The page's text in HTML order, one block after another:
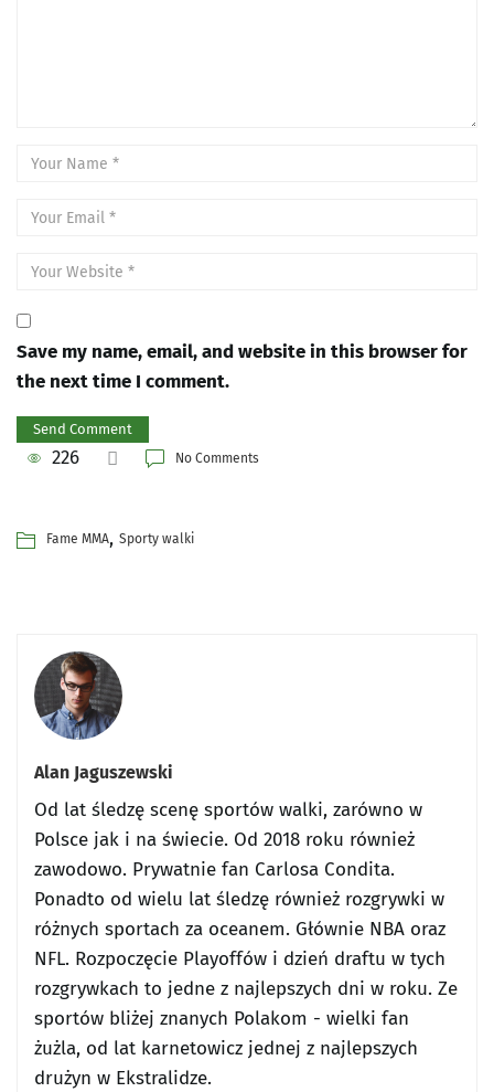
Save my name, email, and website in this browser for
the next time I comment.
226 No Comments
Fame MMA, Sporty walki
Alan Jaguszewski
Od lat śledzę scenę sportów walki, zarówno w
Polsce jak i na świecie. Od 2018 roku również
zawodowo. Prywatnie fan Carlosa Condita.
Ponadto od wielu lat śledzę również rozgrywki w
różnych sportach za oceanem. Głównie NBA oraz
NFL. Rozpoczęcie Playoffów i dzień draftu w tych
rozgrywkach to jedne z najlepszych dni w roku. Ze
sportów bliżej znanych Polakom - wielki fan
żużla, od lat karnetowicz jednej z najlepszych
drużyn w Ekstralidze.